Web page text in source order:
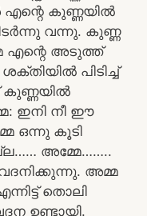
എന്റെ കുണ്ണയിൽ
വന്നു. കുണ്ണ
എന്റെ അടുത്ത്
പിടിച്ച്
കുണ്ണയിൽ
ഇനി നീ ഈ
ഒന്നു കൂടി
അമ്മേ……..
അമ്മ
തൊലി
ഉണ്ടായി.